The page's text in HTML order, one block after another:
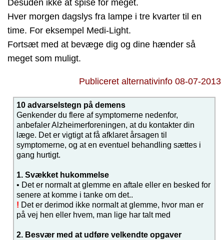
Desuden ikke at spise for meget.
Hver morgen dagslys fra lampe i tre kvarter til en
time. For eksempel Medi-Light.
Fortsæt med at bevæge dig og dine hænder så
meget som muligt.
Publiceret alternativinfo 08-07-2013
10 advarselstegn på demens
Genkender du flere af symptomerne nedenfor,
anbefaler Alzheimerforeningen, at du kontakter din
læge. Det er vigtigt at få afklaret årsagen til
symptomerne, og at en eventuel behandling sættes i
gang hurtigt.
1. Svækket hukommelse
• Det er normalt at glemme en aftale eller en besked for
senere at komme i tanke om det..
! Det er derimod ikke normalt at glemme, hvor man er
på vej hen eller hvem, man lige har talt med
2. Besvær med at udføre velkendte opgaver